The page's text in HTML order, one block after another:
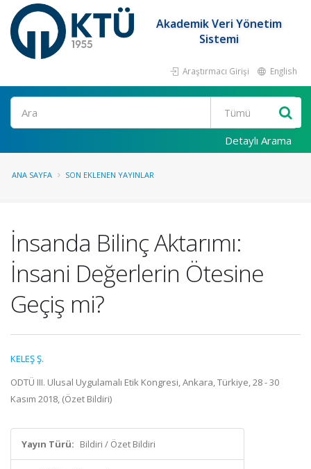
Akademik Veri Yönetim
Sistemi
Araştırmacı Girişi English
Ara
Detaylı Arama
ANA SAYFA SON EKLENEN YAYINLAR
İnsanda Bilinç Aktarımı:
İnsani Değerlerin Ötesine
Geçiş mi?
KELEŞ Ş.
ODTÜ III. Ulusal Uygulamalı Etik Kongresi, Ankara, Türkiye, 28 - 30
Kasım 2018, (Özet Bildiri)
Yayın Türü: Bildiri / Özet Bildiri